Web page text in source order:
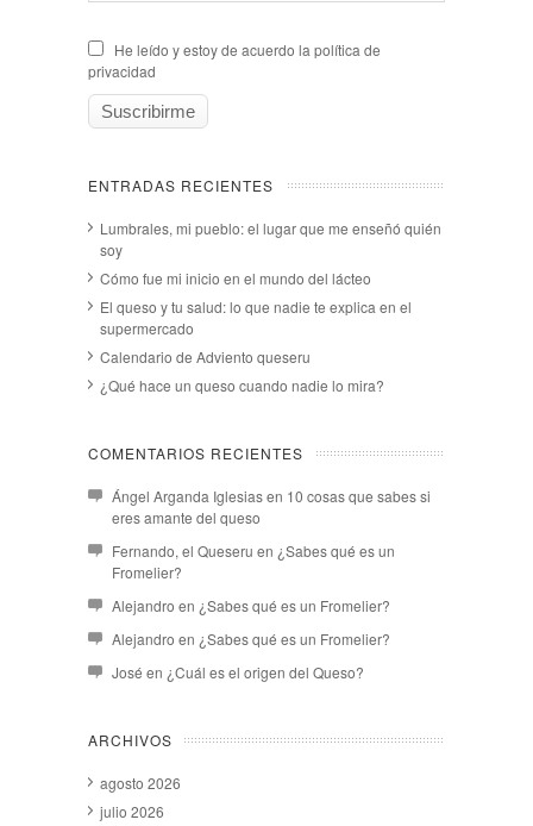
He leído y estoy de acuerdo la política de
privacidad
ENTRADAS RECIENTES
Lumbrales, mi pueblo: el lugar que me enseñó quién
soy
Cómo fue mi inicio en el mundo del lácteo
El queso y tu salud: lo que nadie te explica en el
supermercado
Calendario de Adviento queseru
¿Qué hace un queso cuando nadie lo mira?
COMENTARIOS RECIENTES
Ángel Arganda Iglesiasen 10 cosas que sabes si
eres amante del queso
Fernando, el Queseru en ¿Sabes qué es un
Fromelier?
Alejandro en ¿Sabes qué es un Fromelier?
Alejandro en ¿Sabes qué es un Fromelier?
José en ¿Cuál es el origen del Queso?
ARCHIVOS
agosto 2026
julio 2026